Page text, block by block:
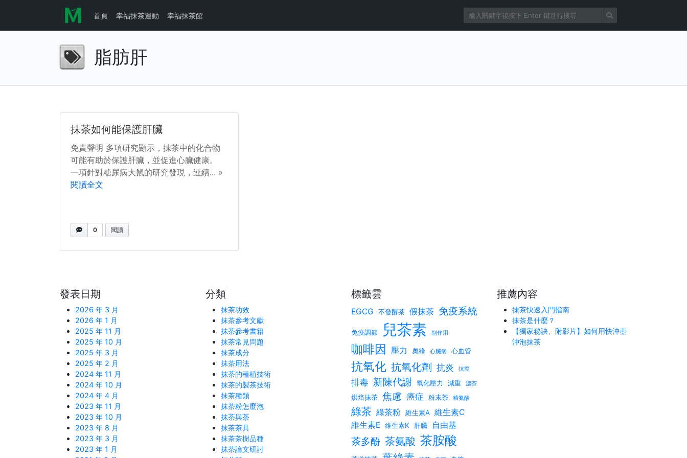
首頁 幸福抹茶運動 幸福抹茶館
脂肪肝
抹茶如何能保護肝臟
免責聲明 多項研究顯示，抹茶中的化合物
可能有助於保護肝臟，並促進心臟健康。
一項針對糖尿病大鼠的研究發現，連續... »
閱讀全文
0 閱讀
發表日期
2026 年 3 月
2026 年 1 月
2025 年 11 月
2025 年 10 月
2025 年 3 月
2025 年 2 月
2024 年 11 月
2024 年 10 月
2024 年 4 月
2023 年 11 月
2023 年 10 月
2023 年 8 月
2023 年 3 月
2023 年 1 月
分類
抹茶功效
抹茶參考文獻
抹茶參考書籍
抹茶常見問題
抹茶成分
抹茶用法
抹茶的種植技術
抹茶的製茶技術
抹茶種類
抹茶粉怎麼泡
抹茶與茶
抹茶茶具
抹茶茶樹品種
抹茶論文研討
標籤雲
EGCG 不發酵茶 假抹茶 免疫系統
免疫調節 兒茶素 副作用
咖啡因 壓力 奧綠 心臟病 心血管
抗氧化 抗氧化劑 抗炎 抗癌
排毒 新陳代謝 氧化壓力 減重 濃茶
烘焙抹茶 焦慮 癌症 粉末茶 精氨酸
綠茶 綠茶粉 維生素A 維生素C
維生素E 維生素K 肝臟 自由基
茶多酚 茶氨酸 茶胺酸
推薦內容
抹茶快速入門指南
抹茶是什麼？
【獨家秘訣、附影片】如何用快沖壺
沖泡抹茶